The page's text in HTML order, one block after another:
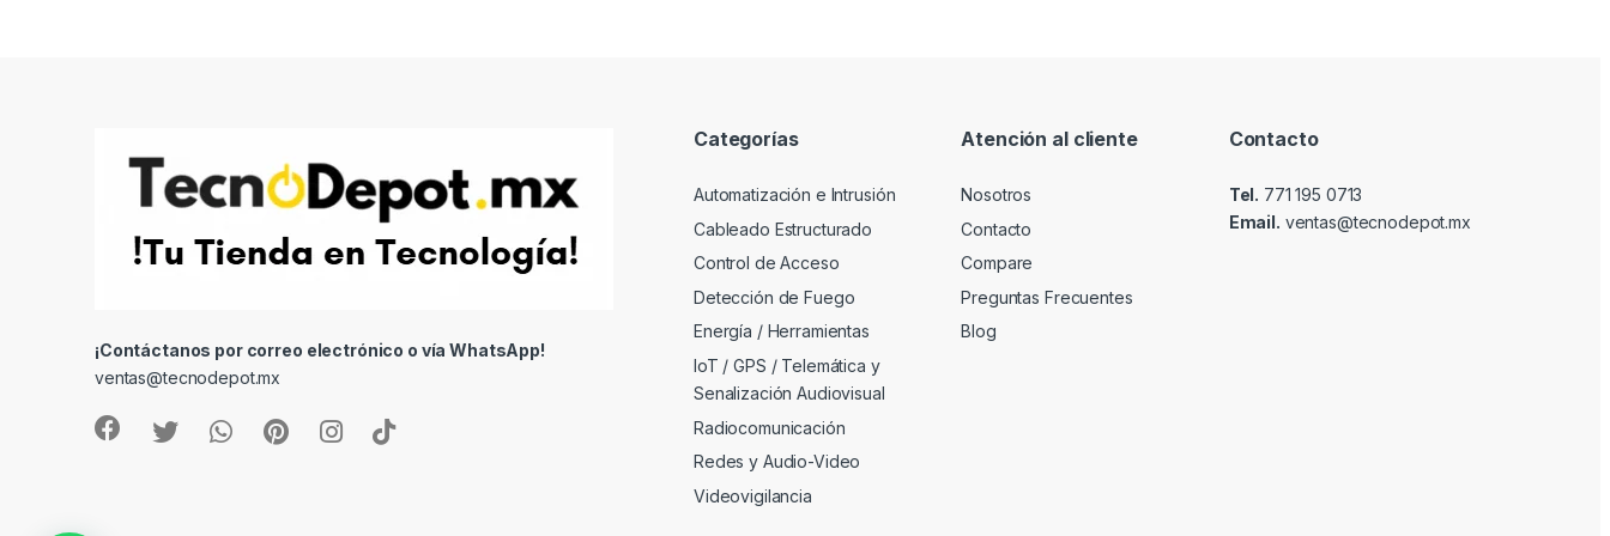
¡Contáctanos por correo electrónico o vía WhatsApp!
ventas@tecnodepot.mx
Categorías
Automatización e Intrusión
Cableado Estructurado
Control de Acceso
Detección de Fuego
Energía / Herramientas
IoT / GPS / Telemática y
Senalización Audiovisual
Radiocomunicación
Redes y Audio-Video
Videovigilancia
Atención al cliente
Nosotros
Contacto
Compare
Preguntas Frecuentes
Blog
Contacto
Tel. 771 195 0713
Email. ventas@tecnodepot.mx